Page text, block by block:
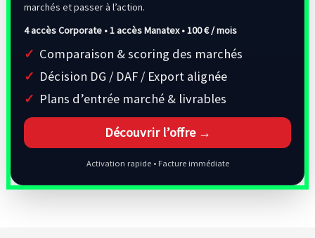
marchés et passer à l’action.
4 accès Corporate • 1 accès Manatex •100 € / mois
Comparaison & scoring des marchés
Décision DG / DAF / Export alignée
Plans d’entrée marché & livrables
Découvrir l’offre →
Activation rapide • Facture immédiate